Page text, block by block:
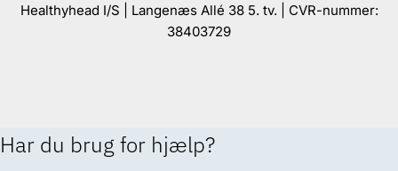
Healthyhead I/S | Langenæs Allé 38 5. tv. | CVR-nummer:
38403729
Har du brug for hjælp?